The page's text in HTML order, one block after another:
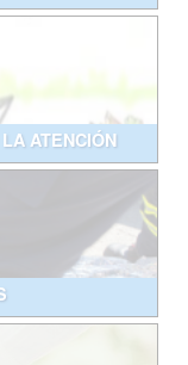
ATENCIÓN